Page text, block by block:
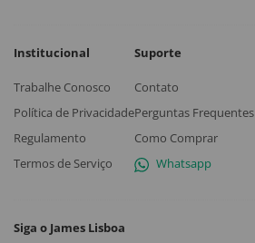
Institucional
Trabalhe Conosco
Política de Privacidade
Regulamento
Termos de Serviço
Suporte
Contato
Perguntas Frequentes
Como Comprar
Whatsapp
Siga o James Lisboa